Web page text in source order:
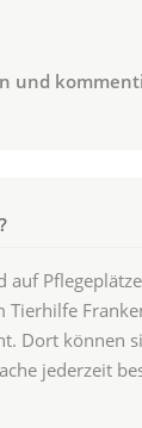
und
auf
Tierhilfe
Dort können
jederzeit